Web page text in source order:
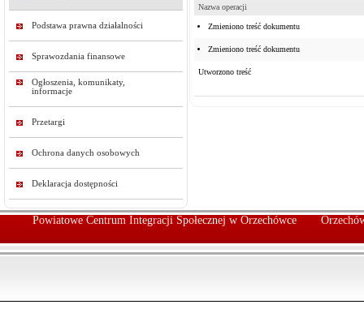
Podstawa prawna działalności
Sprawozdania finansowe
Ogłoszenia, komunikaty,
informacje
Przetargi
Ochrona danych osobowych
Deklaracja dostępności
Nazwa operacji
Zmieniono treść dokumentu
Zmieniono treść dokumentu
Utworzono treść
Powiatowe Centrum Integracji Społecznej w Orzechówce